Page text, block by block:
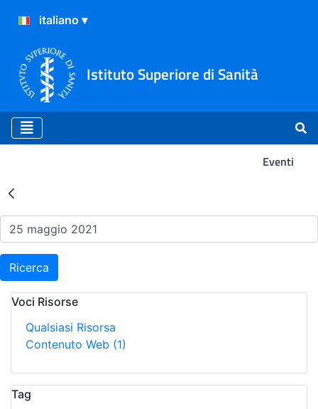
Istituto Superiore di Sanità
Eventi
Risultati della Ricerca -
Ricerca
Voci Risorse
Qualsiasi Risorsa
Contenuto Web (1)
Tag